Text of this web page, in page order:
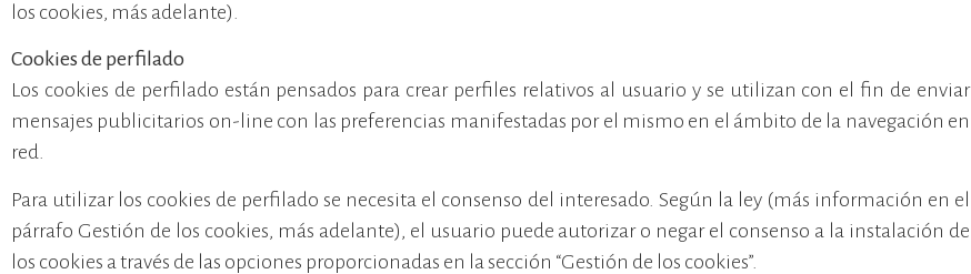
los cookies, más adelante).
Cookies de perfilado
Los cookies de perfilado están pensados para crear perfiles relativos al usuario y se utilizan con el fin de enviar
mensajes publicitarios on-line con las preferencias manifestadas por el mismo en el ámbito de la navegación en
red.
Para utilizar los cookies de perfilado se necesita el consenso del interesado. Según la ley (más información en el
párrafo Gestión de los cookies, más adelante), el usuario puede autorizar o negar el consenso a la instalación de
los cookies a través de las opciones proporcionadas en la sección “Gestión de los cookies”.